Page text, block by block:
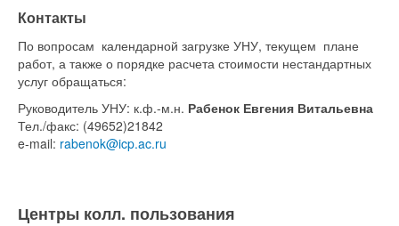
Контакты
По вопросам календарной загрузке УНУ, текущем плане
работ, а также о порядке расчета стоимости нестандартных
услуг обращаться:
Руководитель УНУ: к.ф.-м.н. Рабенок Евгения Витальевна
Тел./факс: (49652)21842
e-mail: rabenok@icp.ac.ru
Центры колл. пользования